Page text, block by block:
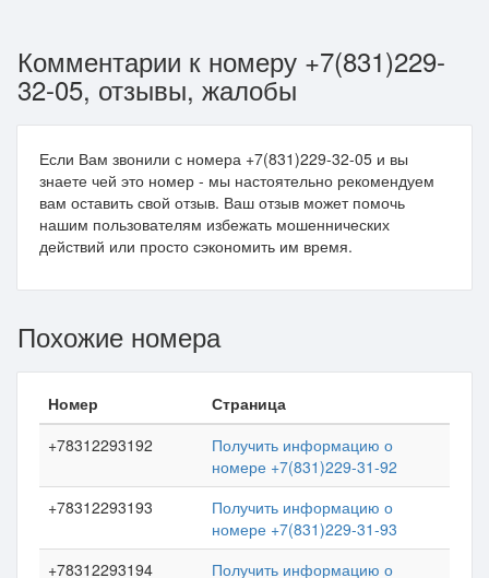
Комментарии к номеру +7(831)229-
32-05, отзывы, жалобы
Если Вам звонили с номера +7(831)229-32-05 и вы
знаете чей это номер - мы настоятельно рекомендуем
вам оставить свой отзыв. Ваш отзыв может помочь
нашим пользователям избежать мошеннических
действий или просто сэкономить им время.
Похожие номера
Номер
Страница
+78312293192
Получить информацию о
номере +7(831)229-31-92
+78312293193
Получить информацию о
номере +7(831)229-31-93
+78312293194
Получить информацию о